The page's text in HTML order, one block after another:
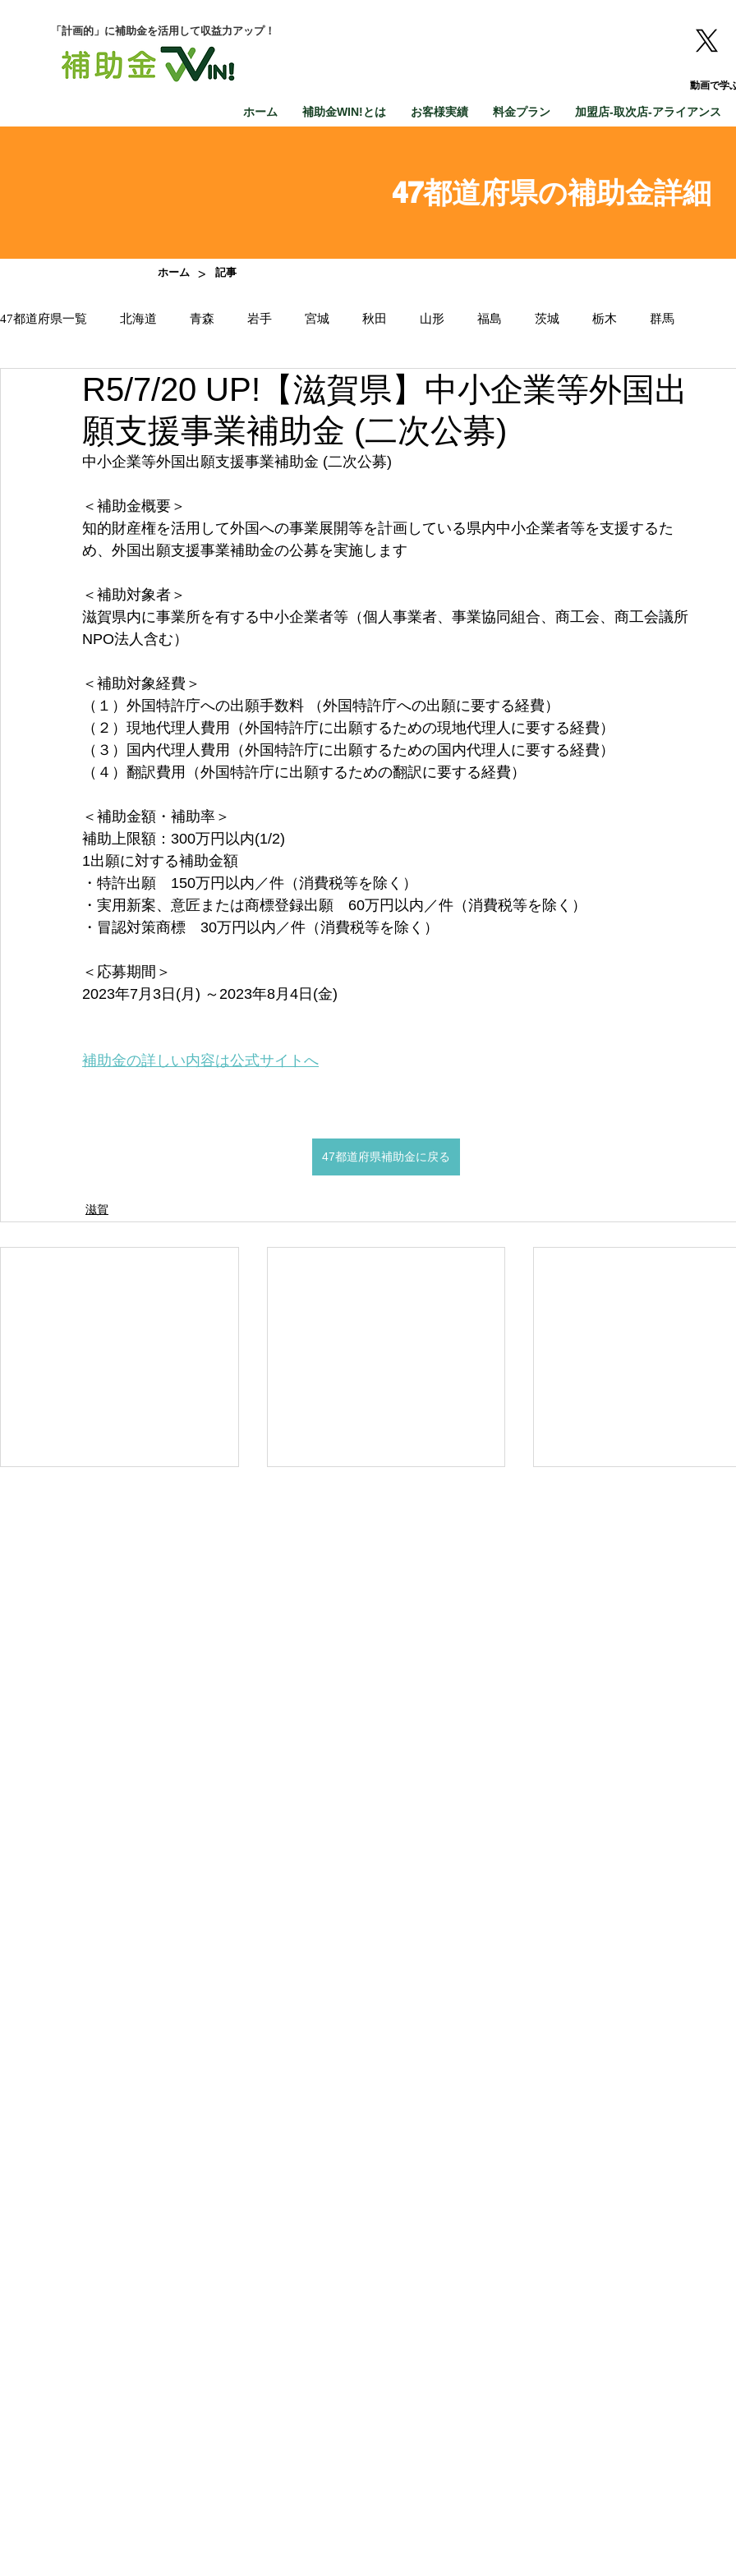
「計画的」に補助金を活用して収益力アップ！
動画で学
ホーム 補助金WIN!とは お客様実績 料金プラン 加盟店-取次店-アライアンス
47都道府県の補助金詳細
ホーム > 記事
47都道府県一覧 北海道 青森 岩手 宮城 秋田 山形 福島 茨城 栃木 群馬
千葉 東京 神奈川 新潟 富山 石川 福井 山梨 長野 岐阜 静岡
三重 滋賀 京都 大阪 奈良 和歌山
R5/7/20 UP!【滋賀県】中小企業等外国出
願支援事業補助金 (二次公募)
中小企業等外国出願支援事業補助金 (二次公募)
＜補助金概要＞
知的財産権を活用して外国への事業展開等を計画している県内中小企業者等を支援するた
め、外国出願支援事業補助金の公募を実施します
＜補助対象者＞
滋賀県内に事業所を有する中小企業者等（個人事業者、事業協同組合、商工会、商工会議所
NPO法人含む）
＜補助対象経費＞
（１）外国特許庁への出願手数料 （外国特許庁への出願に要する経費）
（２）現地代理人費用（外国特許庁に出願するための現地代理人に要する経費）
（３）国内代理人費用（外国特許庁に出願するための国内代理人に要する経費）
（４）翻訳費用（外国特許庁に出願するための翻訳に要する経費）
＜補助金額・補助率＞
補助上限額：300万円以内(1/2)
1出願に対する補助金額
・特許出願　150万円以内／件（消費税等を除く）
・実用新案、意匠または商標登録出願　60万円以内／件（消費税等を除く）
・冒認対策商標　30万円以内／件（消費税等を除く）
＜応募期間＞
2023年7月3日(月) ～2023年8月4日(金)
補助金の詳しい内容は公式サイトへ
47都道府県補助金に戻る
滋賀